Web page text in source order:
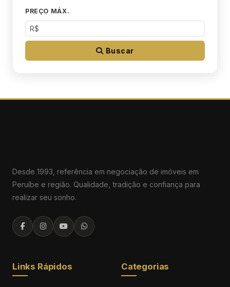
PREÇO MÁX.
Buscar
Desde 1993, referência em negociação de imóveis em
Peruíbe e região. Qualidade, tradição e confiança para
realizar seu sonho.
Links Rápidos Categorias